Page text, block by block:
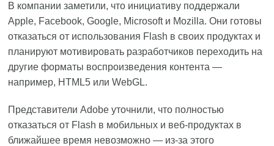
В компании заметили, что инициативу поддержали
Apple, Facebook, Google, Microsoft и Mozilla. Они готовы
отказаться от использования Flash в своих продуктах и
планируют мотивировать разработчиков переходить на
другие форматы воспроизведения контента —
например, HTML5 или WebGL.
Представители Adobe уточнили, что полностью
отказаться от Flash в мобильных и веб-продуктах в
ближайшее время невозможно — из-за этого